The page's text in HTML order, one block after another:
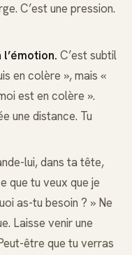
C’est une pression.
C’est subtil
en colère », mais «
est en colère ».
une distance. Tu
lui, dans ta tête,
que tu veux que je
as-tu besoin ? » Ne
Laisse venir une
être que tu verras